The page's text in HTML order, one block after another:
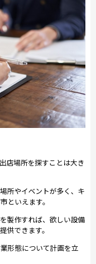
店場所を探すことは大き
所やイベントが多く、キ
といえます。
製作すれば、欲しい設備
供できます。
形態について計画を立